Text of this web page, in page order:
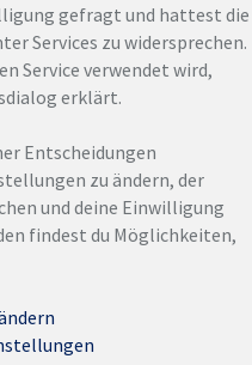
gefragt und hattest die
Services zu widersprechen.
Service verwendet wird,
erklärt.
Entscheidungen
zu ändern, der
und deine Einwilligung
findest du Möglichkeiten,